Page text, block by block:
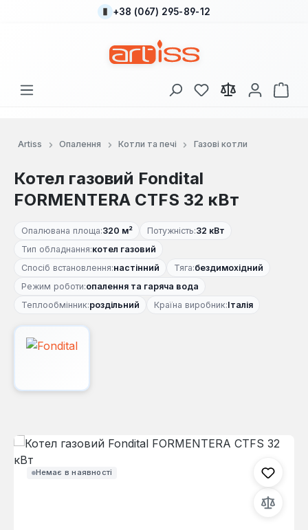
Перейти до основного вмісту
+38 (067) 295-89-12
У вас є 0 у списку
Artiss Опалення Котли та печі Газові котли
Котел газовий Fondital
FORMENTERA CTFS 32 кВт
Опалювана площа:320 м² Потужність:32 кВт
Тип обладнання:котел газовий
Спосіб встановлення:настінний Тяга:бездимохідний
Режим роботи:опалення та гаряча вода
Теплообмінник:роздільний Країна виробник:Італія
Немає в наявності
Пропустити галерею зображень